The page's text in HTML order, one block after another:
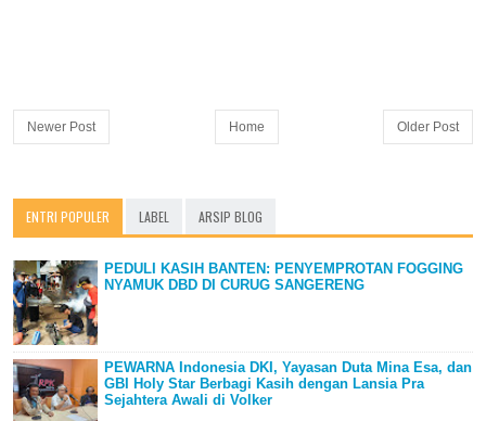
Newer Post Older Post
Home
ENTRI POPULER LABEL ARSIP BLOG
PEDULI KASIH BANTEN: PENYEMPROTAN FOGGING
NYAMUK DBD DI CURUG SANGERENG
PEWARNA Indonesia DKI, Yayasan Duta Mina Esa, dan
GBI Holy Star Berbagi Kasih dengan Lansia Pra
Sejahtera Awali di Volker